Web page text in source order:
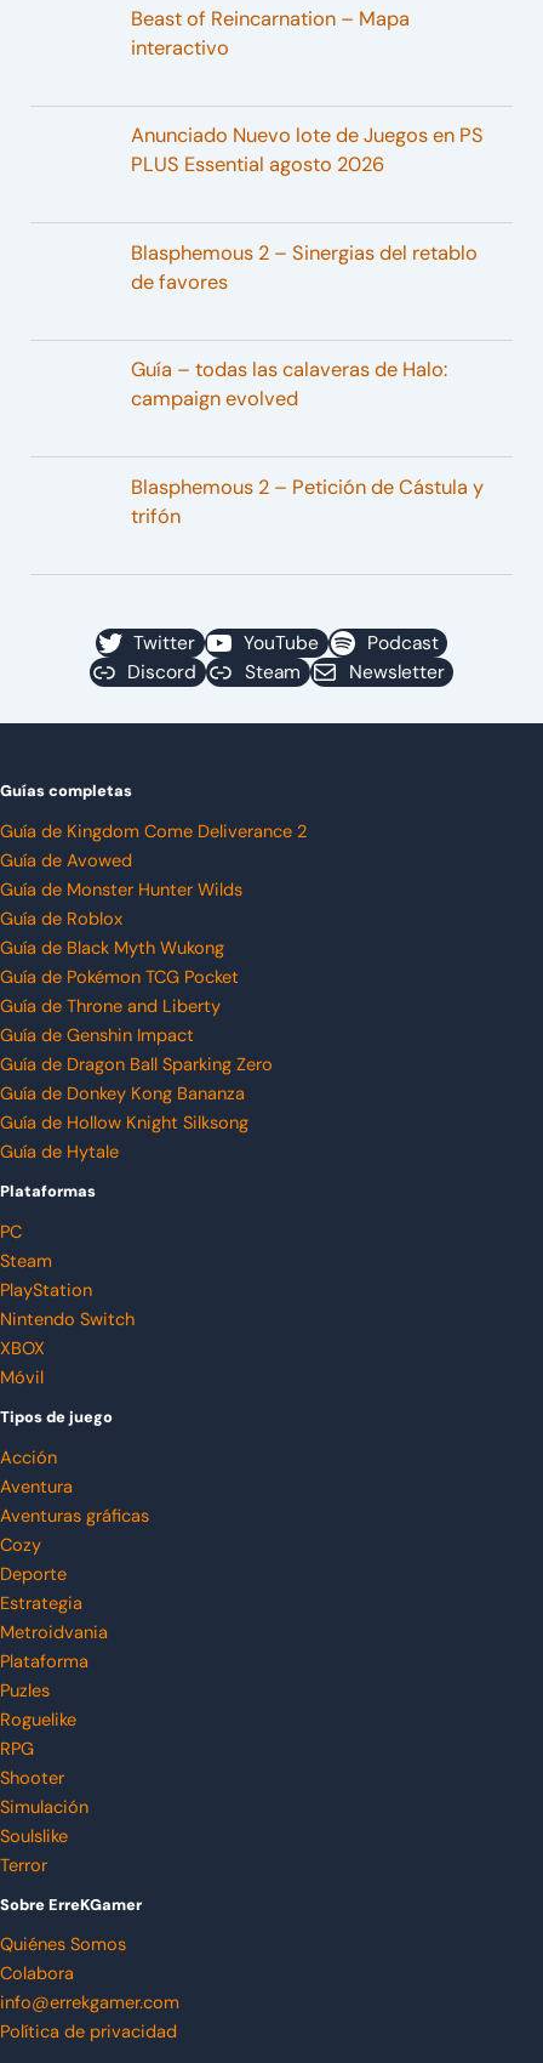
Beast of Reincarnation – Mapa
interactivo
Anunciado Nuevo lote de Juegos en PS
PLUS Essential agosto 2026
Blasphemous 2 – Sinergias del retablo
de favores
Guía – todas las calaveras de Halo:
campaign evolved
Blasphemous 2 – Petición de Cástula y
trifón
Twitter YouTube
Podcast
Discord
Steam Newsletter
Guías completas
Guía de Kingdom Come Deliverance 2
Guía de Avowed
Guía de Monster Hunter Wilds
Guía de Roblox
Guía de Black Myth Wukong
Guía de Pokémon TCG Pocket
Guía de Throne and Liberty
Guía de Genshin Impact
Guía de Dragon Ball Sparking Zero
Guía de Donkey Kong Bananza
Guía de Hollow Knight Silksong
Guía de Hytale
Plataformas
PC
Steam
PlayStation
Nintendo Switch
XBOX
Móvil
Tipos de juego
Acción
Aventura
Aventuras gráficas
Cozy
Deporte
Estrategia
Metroidvania
Plataforma
Puzles
Roguelike
RPG
Shooter
Simulación
Soulslike
Terror
Sobre ErreKGamer
Quiénes Somos
Colabora
info@errekgamer.com
Política de privacidad